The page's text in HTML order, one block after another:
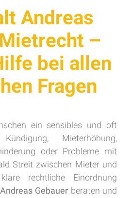
Andreas
–
bei allen
Fragen
ein sensibles und oft
Mieterhöhung,
oder Probleme mit
Streit zwischen Mieter und
rechtliche Einordnung
Gebauer beraten und